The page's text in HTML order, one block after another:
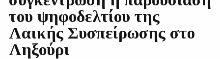
του ψηφοδελτίου της
Λαικής Συσπείρωσης στο
Ληξούρι